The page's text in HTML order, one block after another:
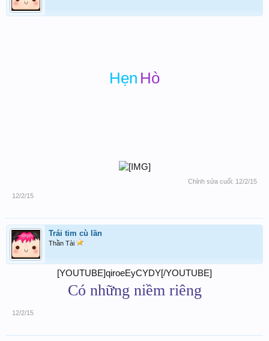
Hẹn Hò
Chỉnh sửa cuối: 12/2/15
12/2/15
Trái tim cù lần
Thần Tài
[YOUTUBE]qiroeEyCYDY[/YOUTUBE]
Có những niềm riêng
12/2/15